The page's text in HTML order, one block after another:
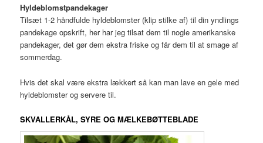
Hyldeblomstpandekager
Tilsæt 1-2 håndfulde hyldeblomster (klip stilke af) til din yndlings
pandekage opskrift, her har jeg tilsat dem til nogle amerikanske
pandekager, det gør dem ekstra friske og får dem til at smage af
sommerdag.
Hvis det skal være ekstra lækkert så kan man lave en gele med
hyldeblomster og servere til.
SKVALLERKÅL, SYRE OG MÆLKEBØTTEBLADE